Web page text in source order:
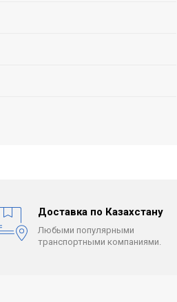
Доставка по Казахстану
Любыми популярными
транспортными компаниями.